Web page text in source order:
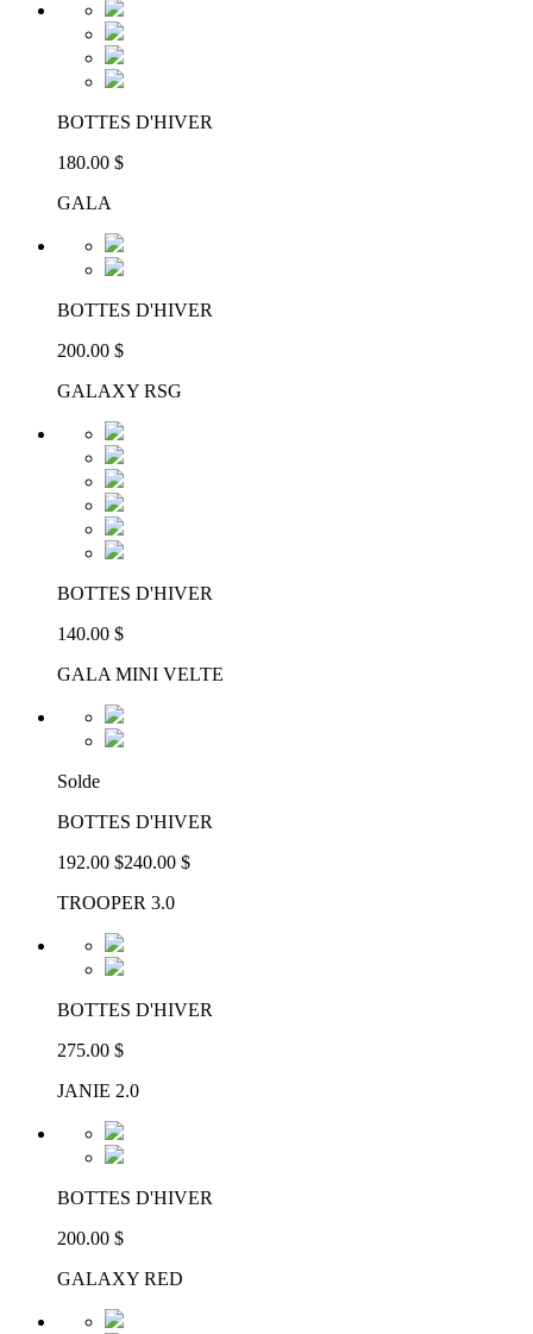
BOTTES D'HIVER
180.00 $
GALA
BOTTES D'HIVER
200.00 $
GALAXY RSG
BOTTES D'HIVER
140.00 $
GALA MINI VELTE
Solde
BOTTES D'HIVER
192.00 $240.00 $
TROOPER 3.0
BOTTES D'HIVER
275.00 $
JANIE 2.0
BOTTES D'HIVER
200.00 $
GALAXY RED